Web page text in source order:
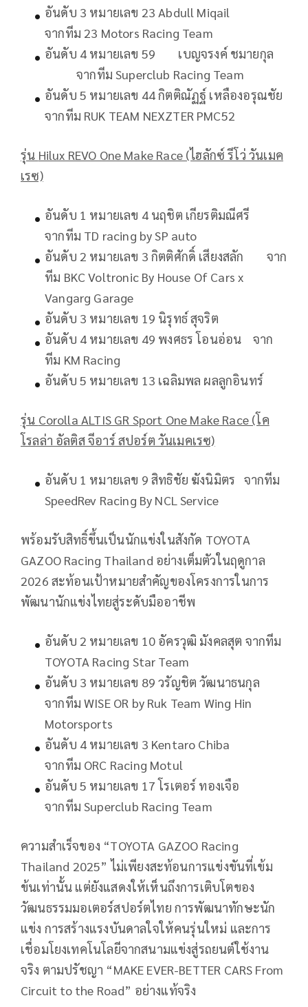
อันดับ 3 หมายเลข 23 Abdull Miqail
จากทีม 23 Motors Racing Team
อันดับ 4 หมายเลข 59 เบญจรงค์ ชมายกุล
จากทีม Superclub Racing Team
อันดับ 5 หมายเลข 44 กิตติณัฏฐ์ เหลืองอรุณชัย
จากทีม RUK TEAM NEXZTER PMC52
รุ่น Hilux REVO One Make Race (ไฮลักซ์ รีโว่ วันเมค
เรซ)
อันดับ 1 หมายเลข 4 นฤชิต เกียรติมณีศรี
จากทีม TD racing by SP auto
อันดับ 2 หมายเลข 3 กิตติศักดิ์ เสียงสลัก จาก
ทีม BKC Voltronic By House Of Cars x
Vangarg Garage
อันดับ 3 หมายเลข 19 นิรุทธ์ สุจริต
อันดับ 4 หมายเลข 49 พงศธร โอนอ่อน จาก
ทีม KM Racing
อันดับ 5 หมายเลข 13 เฉลิมพล ผลลูกอินทร์
รุ่น Corolla ALTIS GR Sport One Make Race (โค
โรลล่า อัลติส จีอาร์ สปอร์ต วันเมคเรซ)
อันดับ 1 หมายเลข 9 สิทธิชัย ฆังนิมิตร จากทีม
SpeedRev Racing By NCL Service
พร้อมรับสิทธิ์ขึ้นเป็นนักแข่งในสังกัด TOYOTA
GAZOO Racing Thailand อย่างเต็มตัวในฤดูกาล
2026 สะท้อนเป้าหมายสำคัญของโครงการในการ
พัฒนานักแข่งไทยสู่ระดับมืออาชีพ
อันดับ 2 หมายเลข 10 อัครวุฒิ มังคลสุต จากทีม
TOYOTA Racing Star Team
อันดับ 3 หมายเลข 89 วรัญชิต วัฒนาธนกุล
จากทีม WISE OR by Ruk Team Wing Hin
Motorsports
อันดับ 4 หมายเลข 3 Kentaro Chiba
จากทีม ORC Racing Motul
อันดับ 5 หมายเลข 17 โรเตอร์ ทองเจือ
จากทีม Superclub Racing Team
ความสำเร็จของ “TOYOTA GAZOO Racing
Thailand 2025” ไม่เพียงสะท้อนการแข่งขันที่เข้ม
ข้นเท่านั้น แต่ยังแสดงให้เห็นถึงการเติบโตของ
วัฒนธรรมมอเตอร์สปอร์ตไทย การพัฒนาทักษะนัก
แข่ง การสร้างแรงบันดาลใจให้คนรุ่นใหม่ และการ
เชื่อมโยงเทคโนโลยีจากสนามแข่งสู่รถยนต์ใช้งาน
จริง ตามปรัชญา “MAKE EVER-BETTER CARS From
Circuit to the Road” อย่างแท้จริง